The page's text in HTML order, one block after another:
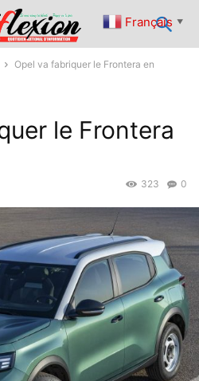
Opel va fabriquer le Frontera en
le Frontera
0
323
Français ▼